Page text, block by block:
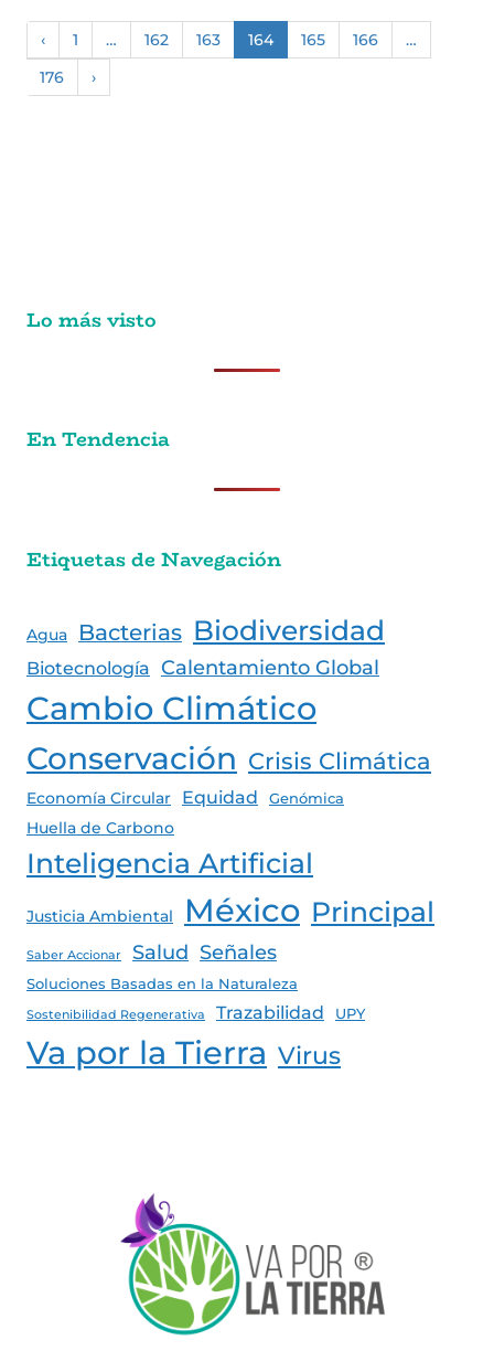
‹ 1 … 162 163 164 165 166
…
176
›
Lo más visto
En Tendencia
Etiquetas de Navegación
Agua Bacterias Biodiversidad
Biotecnología Calentamiento Global
Cambio Climático
Conservación Crisis Climática
Economía Circular Equidad Genómica
Huella de Carbono
Inteligencia Artificial
Justicia Ambiental México Principal
Saber Accionar Salud Señales
Soluciones Basadas en la Naturaleza
Sostenibilidad Regenerativa Trazabilidad UPY
Va por la Tierra Virus